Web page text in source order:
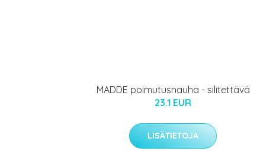
MADDE poimutusnauha - silitettävä
23.1 EUR
LISÄTIETOJA